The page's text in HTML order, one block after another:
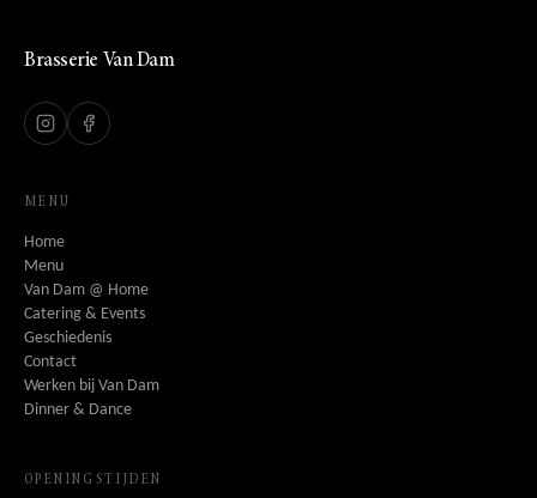
Brasserie Van Dam
MENU
Home
Menu
Van Dam @ Home
Catering & Events
Geschiedenis
Contact
Werken bij Van Dam
Dinner & Dance
OPENINGSTIJDEN